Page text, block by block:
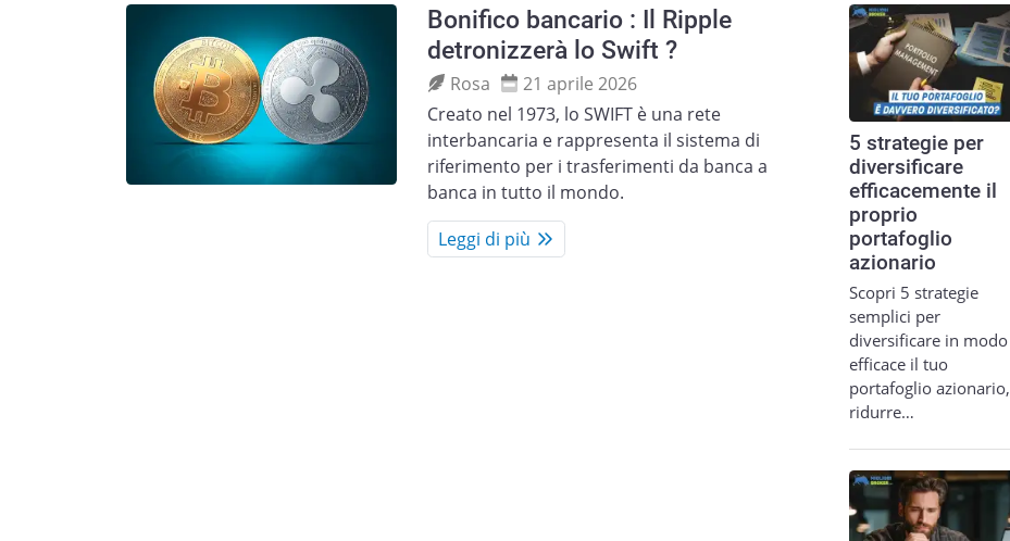
Bonifico bancario : Il Ripple
detronizzerà lo Swift ?
Rosa
21 aprile 2026
Creato nel 1973, lo SWIFT è una rete
interbancaria e rappresenta il sistema di
riferimento per i trasferimenti da banca a
banca in tutto il mondo.
Leggi di più
5 strategie per
diversificare
efficacemente il
proprio
portafoglio
azionario
Scopri 5 strategie
semplici per
diversificare in modo
efficace il tuo
portafoglio azionario,
ridurre…